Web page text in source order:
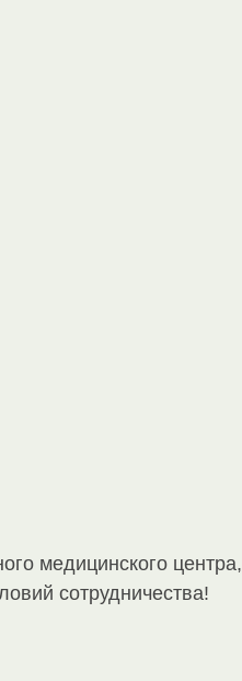
медицинского центра,
сотрудничества!